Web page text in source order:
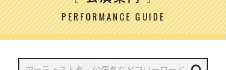
PERFORMANCE GUIDE